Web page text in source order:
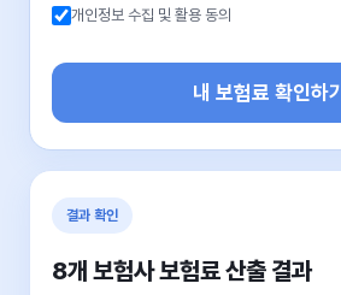
개인정보 수집 및 활용 동의
내 보험료 확인하기
결과 확인
8개 보험사 보험료 산출 결과